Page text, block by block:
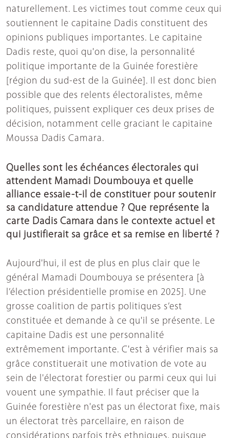
naturellement. Les victimes tout comme ceux qui
soutiennent le capitaine Dadis constituent des
opinions publiques importantes. Le capitaine
Dadis reste, quoi qu'on dise, la personnalité
politique importante de la Guinée forestière
[région du sud-est de la Guinée]. Il est donc bien
possible que des relents électoralistes, même
politiques, puissent expliquer ces deux prises de
décision, notamment celle graciant le capitaine
Moussa Dadis Camara.
Quelles sont les échéances électorales qui
attendent Mamadi Doumbouya et quelle
alliance essaie-t-il de constituer pour soutenir
sa candidature attendue ? Que représente la
carte Dadis Camara dans le contexte actuel et
qui justifierait sa grâce et sa remise en liberté ?
Aujourd'hui, il est de plus en plus clair que le
général Mamadi Doumbouya se présentera [à
l’élection présidentielle promise en 2025]. Une
grosse coalition de partis politiques s’est
constituée et demande à ce qu'il se présente. Le
capitaine Dadis est une personnalité
extrêmement importante. C'est à vérifier mais sa
grâce constituerait une motivation de vote au
sein de l'électorat forestier ou parmi ceux qui lui
vouent une sympathie. Il faut préciser que la
Guinée forestière n'est pas un électorat fixe, mais
un électorat très parcellaire, en raison de